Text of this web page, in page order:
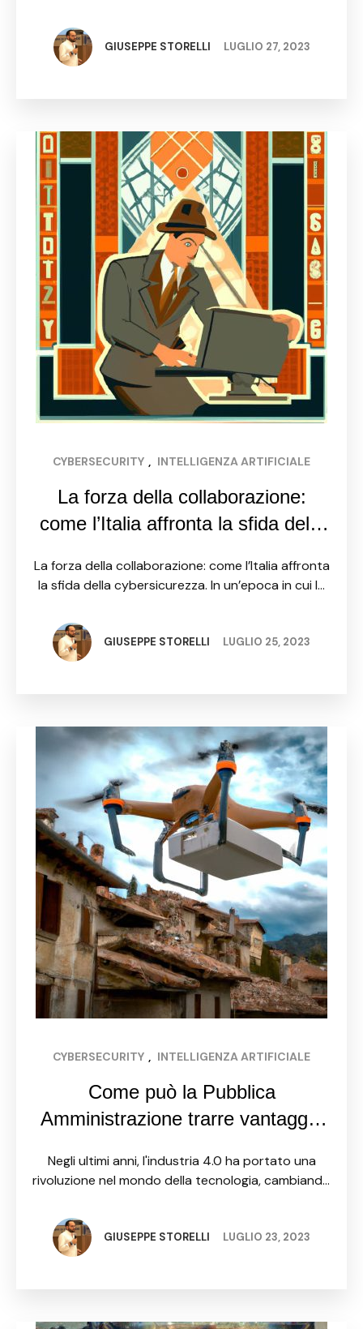
mondo sempre più interconnesso, le minacce
informatiche stanno diventando sempre più
GIUSEPPE STORELLI LUGLIO 27, 2023
CYBERSECURITY , INTELLIGENZA ARTIFICIALE
La forza della collaborazione:
come l’Italia affronta la sfida della
La forza della collaborazione: come l’Italia affronta
la sfida della cybersicurezza. In un’epoca in cui la
nostra vita, la sicurezza informatica è diventata
una sfida cruciale …
GIUSEPPE STORELLI LUGLIO 25, 2023
CYBERSECURITY , INTELLIGENZA ARTIFICIALE
Come può la Pubblica
Amministrazione trarre vantaggio
Negli ultimi anni, l'industria 4.0 ha portato una
rivoluzione nel mondo della tecnologia, cambiando
Amministrazione. Le tecnologie innovative che
caratterizzano questa nuova era possono offrire
GIUSEPPE STORELLI LUGLIO 23, 2023